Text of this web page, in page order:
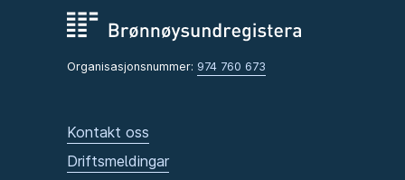
Organisasjonsnummer: 974 760 673
Kontakt oss
Driftsmeldingar